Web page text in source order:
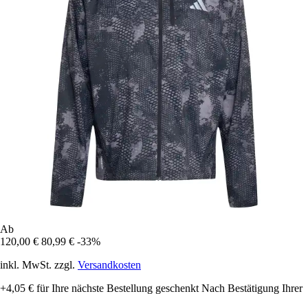
Ab
120,00 € 80,99 € -33%
inkl. MwSt. zzgl. Versandkosten
+4,05 € für Ihre nächste Bestellung geschenkt Nach Bestätigung Ihrer